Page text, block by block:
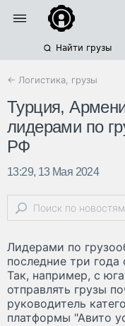
Найти грузы
← Логистика, грузы
Турция,
лидерами по
РФ
13:29, 13 Мая 2024
Лидерами по
последние три
Так, например, с
отправлять грузы
руководитель
платформы "Авито